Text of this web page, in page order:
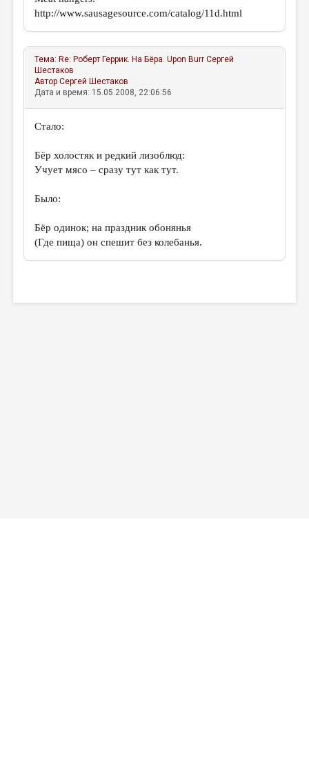
http://www.sausagesource.com/catalog/11d.html
Тема:Re: Роберт Геррик. На Бёра. Upon Burr Сергей
Шестаков
АвторСергей Шестаков
Дата и время: 15.05.2008, 22:06:56
Стало:
Бёр холостяк и редкий лизоблюд:
Учует мясо – сразу тут как тут.
Было:
Бёр одинок; на праздник обонянья
(Где пища) он спешит без колебанья.